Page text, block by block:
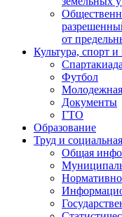
от
Культура, спорт
Футбол
Документы
ГТО
Образование
Труд и
Общая